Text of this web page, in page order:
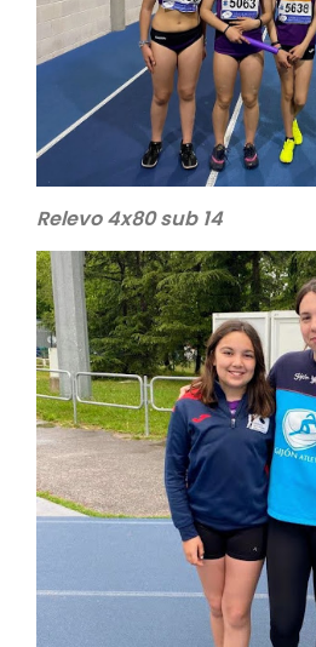
Relevo 4x80 sub 14